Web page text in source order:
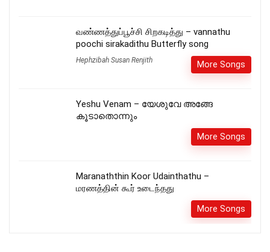
வண்ணத்துப்பூச்சி சிறகடித்து – vannathu
poochi sirakadithu Butterfly song
Hephzibah Susan Renjith More Songs
Yeshu Venam – യേശുവേ അങ്ങേ
കൂടാതൊന്നും
More Songs
Maranaththin Koor Udainthathu –
மரணத்தின் கூர் உடைந்தது
More Songs